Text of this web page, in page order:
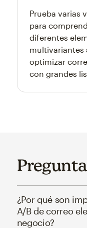
Prueba varias
para
diferentes
multivariantes
optimizar
con grandes
¿Por qué son
A/B de correo
negocio?